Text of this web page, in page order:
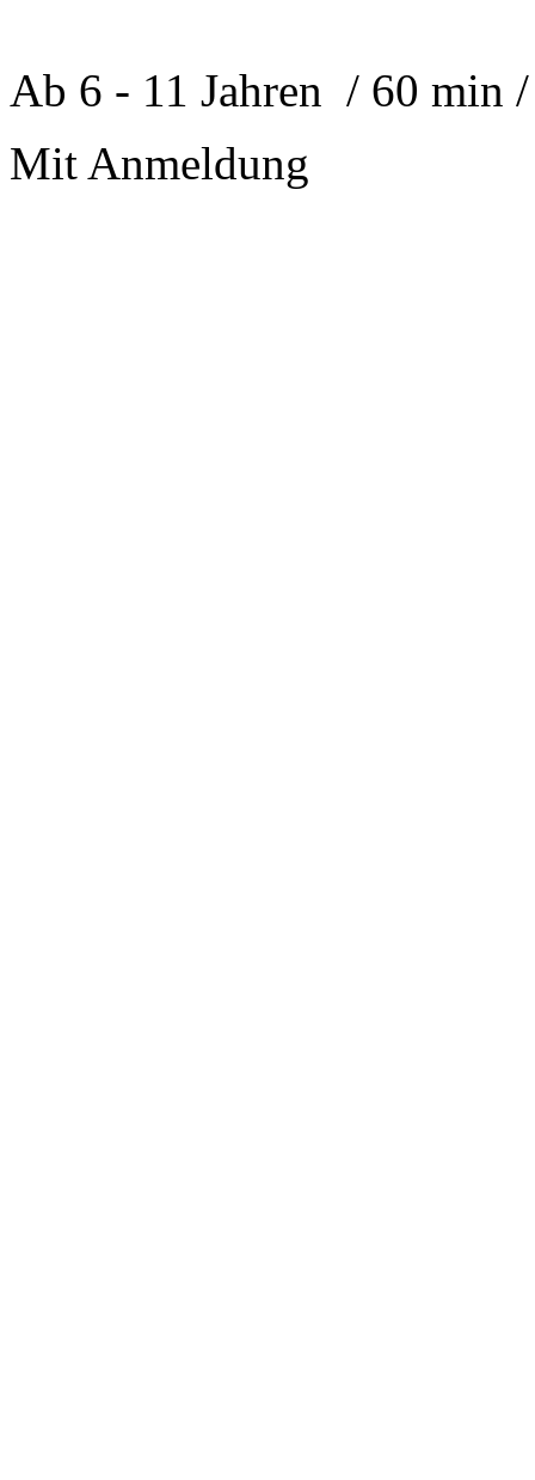
Ab 6 - 11 Jahren / 60 min
Mit Anmeldung